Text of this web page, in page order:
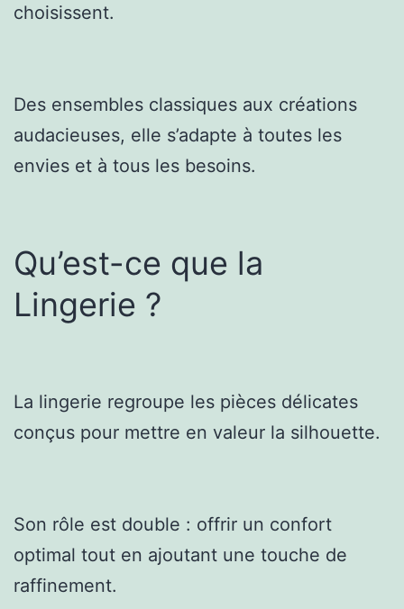
choisissent.
Des ensembles classiques aux créations
audacieuses, elle s’adapte à toutes les
envies et à tous les besoins.
Qu’est-ce que la
Lingerie ?
La lingerie regroupe les pièces délicates
conçus pour mettre en valeur la silhouette.
Son rôle est double : offrir un confort
optimal tout en ajoutant une touche de
raffinement.